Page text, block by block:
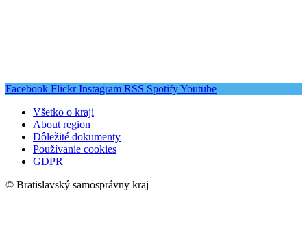
Facebook Flickr Instagram RSS SpotifyYoutube
Všetko o kraji
About region
Dôležité dokumenty
Používanie cookies
GDPR
© Bratislavský samosprávny kraj